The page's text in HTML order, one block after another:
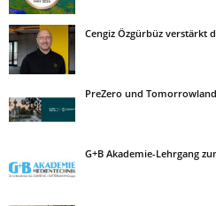
Cengiz Özgürbüz verstärkt
PreZero und
G+B Akademie-Lehrgang